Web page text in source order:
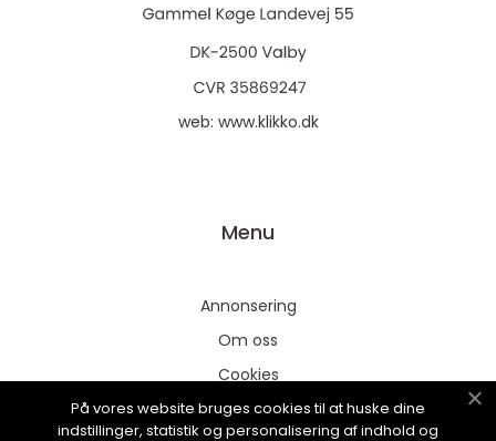
web: www.klikko.dk
Menu
Annonsering
Om oss
Cookies
Kontakta oss
På vores website bruges cookies til at huske dine
indstillinger, statistik og personalisering af indhold og